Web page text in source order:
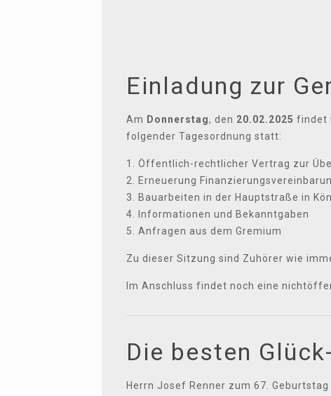
Einladung zur
Am Donnerstag, den 20.02.2025 findet
folgender Tagesordnung statt:
1. Öffentlich-rechtlicher Vertrag zur
2. Erneuerung
3. Bauarbeiten in der Hauptstraße in
4. Informationen und Bekanntgaben
5. Anfragen aus dem Gremium
Zu dieser Sitzung sind Zuhörer wie
Im Anschluss findet noch eine
Die besten
Herrn Josef Renner zum 67. Geburtstag